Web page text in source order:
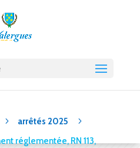
5 arrêtés 2025
5
réglementée, RN 113,